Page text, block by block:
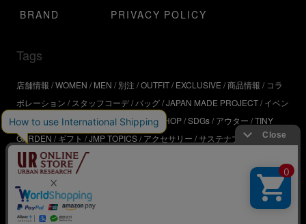
BRAND
BRAND
PRIVACY POLICY
Tags
店舗情報 WOMEN MEN 別注 OUTFIT EXCLUSIVE 商品情報
コラ
ボレーション
スタッフコーデ バッグ JAPAN MADE PROJECT イベン
ト アウトドア インタビュー WORKSHOP SDGs アウター TINY
GARDEN
ギフト JMP TOPICS アクセサリー サステナブル
UR
SDGs
ジュエリー
ア URBS